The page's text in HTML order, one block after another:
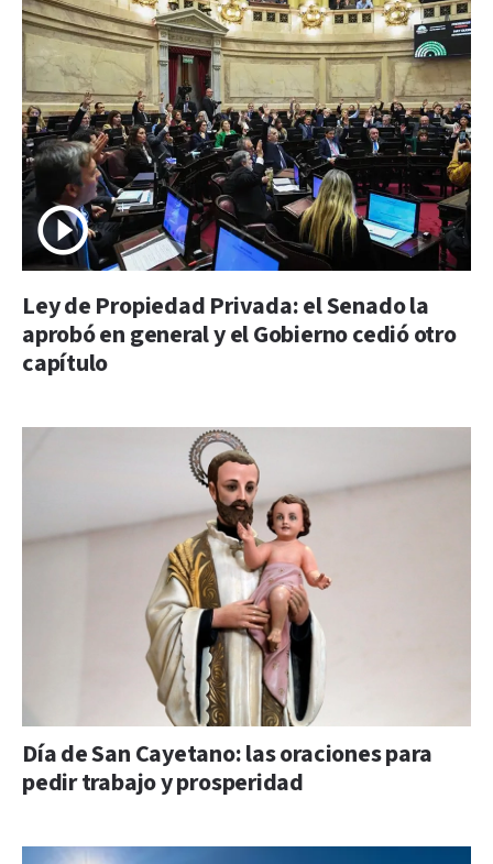
Ley de Propiedad Privada: el Senado la
aprobó en general y el Gobierno cedió otro
capítulo
Día de San Cayetano: las oraciones para
pedir trabajo y prosperidad